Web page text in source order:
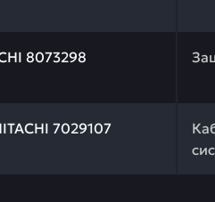
8073298
подбор.
7029107
подбор.